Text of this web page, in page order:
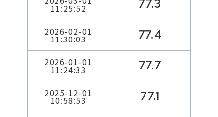
11:25:52 77.3
2026-02-01
11:30:03 77.4
2026-01-01
11:24:33 77.7
2025-12-01
10:58:53 77.1